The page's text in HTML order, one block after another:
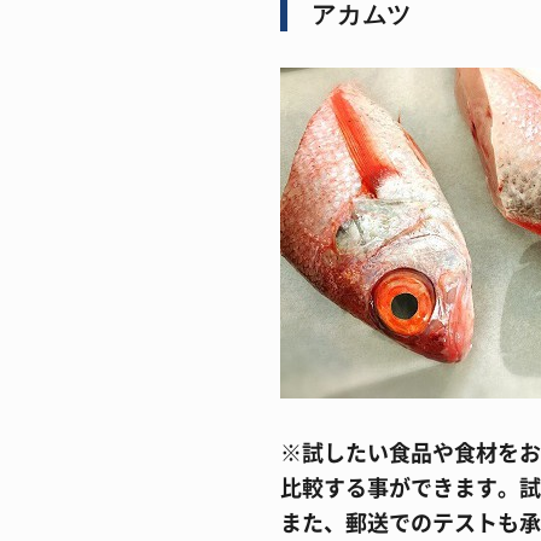
アカムツ
※試したい食品や食材を
比較する事ができます。
また、郵送でのテストも